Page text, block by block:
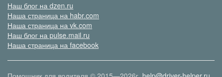
Наш блог на dzen.ru
Наша страница на habr.com
Наша страница на vk.com
Наш блог на pulse.mail.ru
Наша страница на facebook